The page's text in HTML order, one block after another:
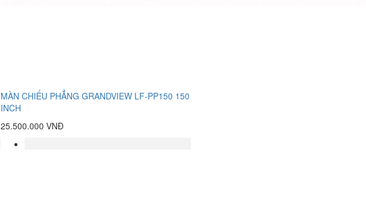
MÀN CHIẾU PHẲNG GRANDVIEW LF-PP150 150
INCH
25.500.000 VNĐ